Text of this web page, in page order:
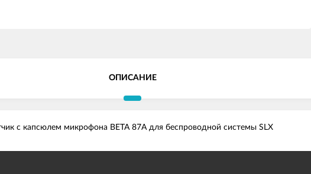
ОПИСАНИЕ
с капсюлем микрофона BETA 87A для беспроводной системы SLX